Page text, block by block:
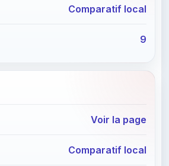
Comparatif local
9
Voir la page
Comparatif local